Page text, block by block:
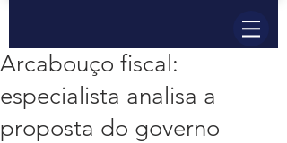
Arcabouço fiscal:
especialista analisa a
proposta do governo